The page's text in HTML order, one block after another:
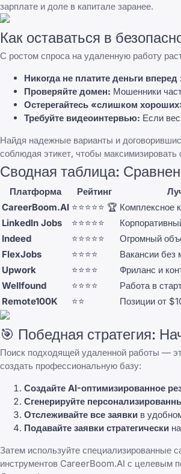
зарплате и доле в капитале заранее.
Как оставаться в
С ростом спроса на удаленную работу
Никогда не платите деньги вперед
Проверяйте домен: Мошенники
Остерегайтесь «слишком
Требуйте видеоинтервью: Если
Найдя надежные варианты и
соблюдая этикет, чтобы
Сводная таблица:
Платформа Рейтинг
CareerBoom.AI ⭐⭐⭐⭐⭐ 🏆 Комплексное
LinkedIn Jobs
⭐⭐⭐⭐⭐
Indeed
⭐⭐⭐⭐⭐
Огромный
FlexJobs
⭐⭐⭐⭐
Вакансии без
Upwork
⭐⭐⭐⭐
Фриланс и
Wellfound
⭐⭐⭐⭐
Работа в
Remote100K
⭐⭐ Позиции от
🎯 Победная стратегия:
Поиск подходящей удаленной работы —
создать профессиональную базу:
Создайте AI-оптимизированное
Сгенерируйте
Отслеживайте все заявки в
Подавайте заявки стратегически
Затем используйте специализированные
инструментов CareerBoom.AI с целевым